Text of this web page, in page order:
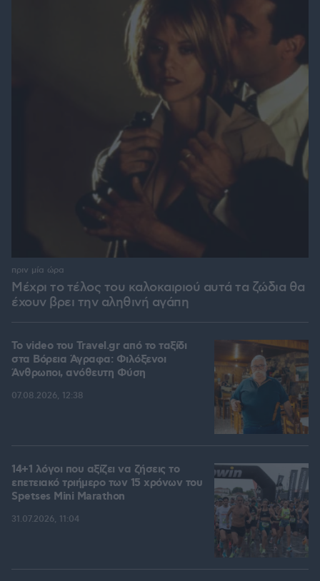
Μέχρι το τέλος του καλοκαιριού αυτά τα ζώδια θα
έχουν βρει την αληθινή αγάπη
πριν μία ώρα
To video του Travel.gr από το ταξίδι
στα Βόρεια Άγραφα: Φιλόξενοι
Άνθρωποι, ανόθευτη Φύση
07.08.2026, 12:38
14+1 λόγοι που αξίζει να ζήσεις το
επετειακό τριήμερο των 15 χρόνων του
Spetses Mini Marathon
31.07.2026, 11:04